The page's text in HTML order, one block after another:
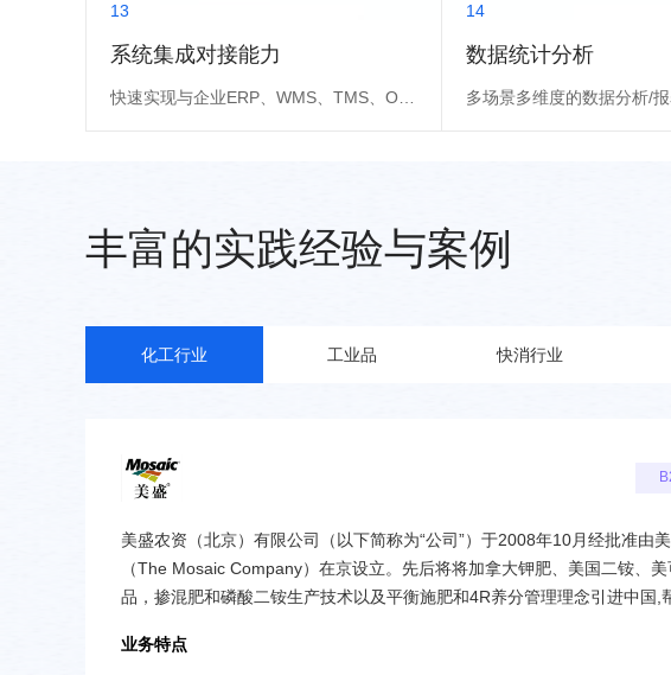
13
系统集成对接能力
快速实现与企业ERP、WMS、TMS、OMS和OA对接
14
数据统计分析
多场景多维度的数据分析/
丰富的实践经验与案例
化工行业 工业品 快消行业
美盛农资（北京）有限公司（以下简称为“公司”）于2008年10月经批准由
（The Mosaic Company）在京设立。先后将将加拿大钾肥、美国二铵、美可辛、稼镁产
品，掺混肥和磷酸二铵生产技术以及平衡施肥和4R养分管理理念引进中国,
业务特点